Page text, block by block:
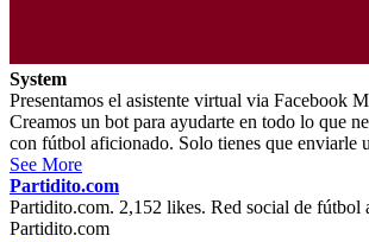
System
Presentamos el asistente virtual via Facebook
Creamos un bot para ayudarte en todo lo que
con fútbol aficionado. Solo tienes que enviarle
See More
Partidito.com
Partidito.com. 2,152 likes. Red social de fútbol
Partidito.com